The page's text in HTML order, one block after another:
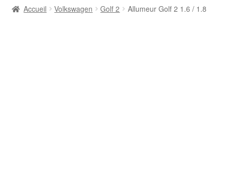
Accueil Volkswagen Golf 2 Allumeur Golf 2 1.6 / 1.8